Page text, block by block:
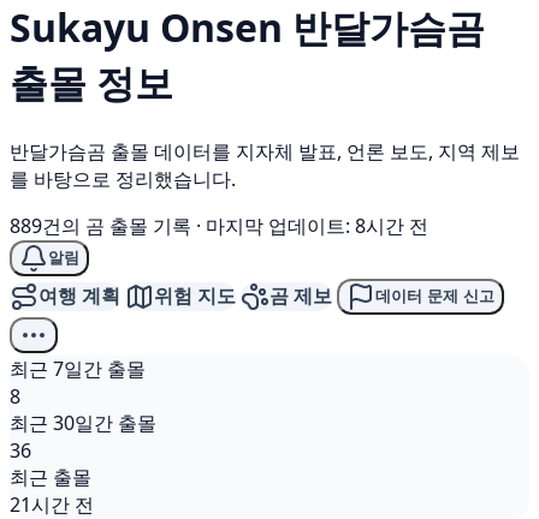
Sukayu Onsen 반달가슴곰
출몰 정보
반달가슴곰 출몰 데이터를 지자체 발표, 언론 보도, 지역 제보
를 바탕으로 정리했습니다.
889건의 곰 출몰 기록 · 마지막 업데이트: 8시간 전
알림
여행 계획 위험 지도 곰 제보 데이터 문제 신고
최근 7일간 출몰
8
최근 30일간 출몰
36
최근 출몰
21시간 전